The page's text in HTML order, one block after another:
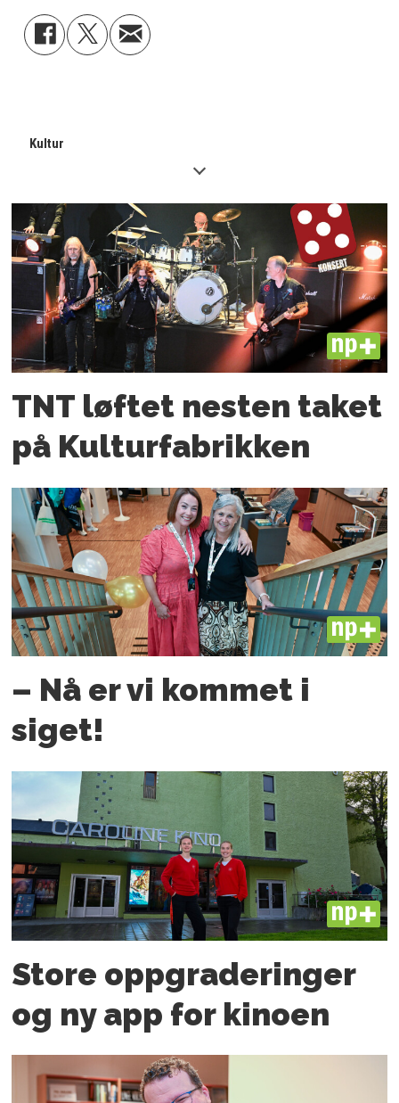
Kultur
PLUS
TNT løftet nesten taket
på Kulturfabrikken
PLUS
– Nå er vi kommet i
siget!
PLUS
Store oppgraderinger
og ny app for kinoen